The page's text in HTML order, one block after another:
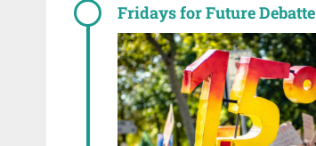
Fridays for Future Debatte